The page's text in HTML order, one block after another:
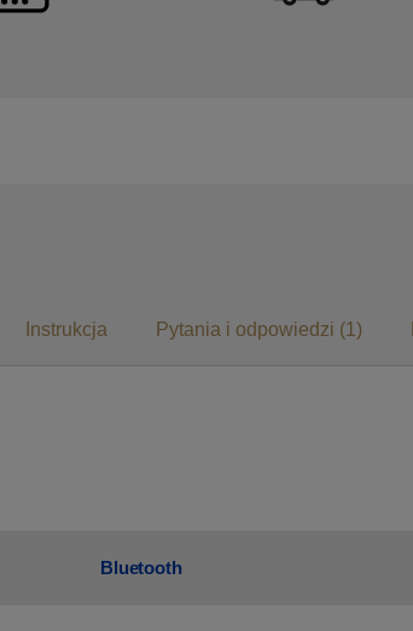
Instrukcja Pytania i odpowiedzi (1)
Bluetooth